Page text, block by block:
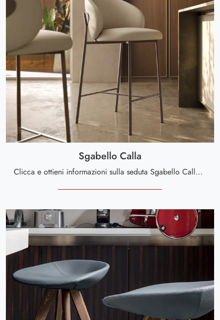
Sgabello Calla
Clicca e ottieni informazioni sulla seduta Sgabello Calla di Scavolini in tessuto: le più belle Sedie sgabelli moderne ti attendono.